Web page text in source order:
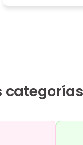
categorías